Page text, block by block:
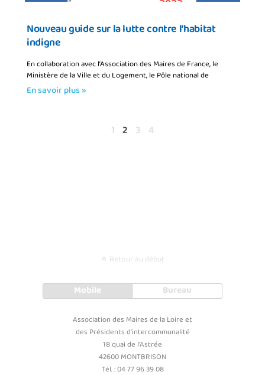
Nouveau guide sur la lutte contre l’habitat
indigne
En collaboration avec l’Association des Maires de France, le
Ministère de la Ville et du Logement, le Pôle national de
En savoir plus »
1 2 3 4
Retour au début
Mobile Bureau
Association des Maires de la Loire et
des Présidents d'intercommunalité
18 quai de l'Astrée
42600 MONTBRISON
Tél. : 04 77 96 39 08